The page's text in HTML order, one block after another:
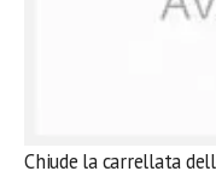
Chiude la carrellata